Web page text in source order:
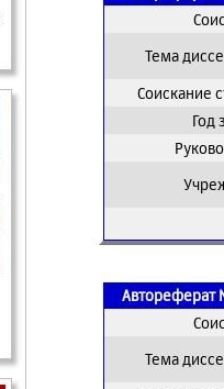
Тема
Соискание
Год
Автореферат
Тема